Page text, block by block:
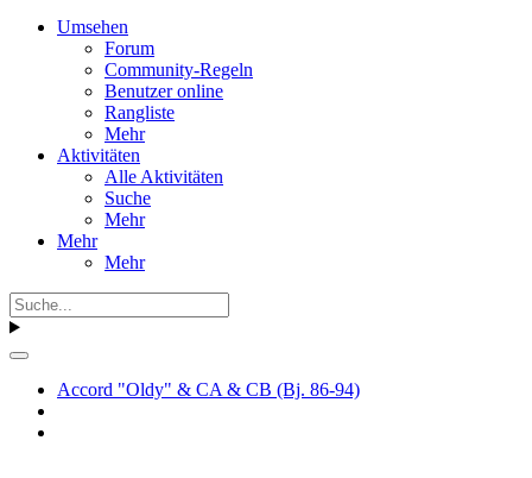
Umsehen
Forum
Community-Regeln
Benutzer online
Rangliste
Mehr
Aktivitäten
Alle Aktivitäten
Suche
Mehr
Mehr
Mehr
Accord "Oldy" & CA & CB (Bj. 86-94)